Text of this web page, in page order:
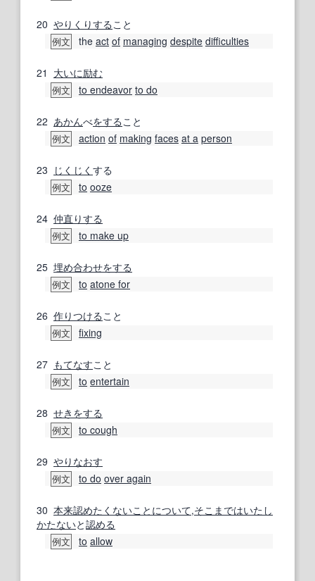
20 やりくりする こと
例文 the act of managing despite difficulties
21 大いに励む
例文 to endeavor to do
22 あかんべをする こと
例文 action of making faces at a person
23 じくじく する
例文 to ooze
24 仲直りする
例文 to make up
25 埋め合わせをする
例文 to atone for
26 作りつける こと
例文 fixing
27 もてなすこと
例文 to entertain
28 せきをする
例文 to cough
29 やりなおす
例文 to do over again
30 本来認めた くないことについて,そこまではいたし
かたないと認める
例文 to allow